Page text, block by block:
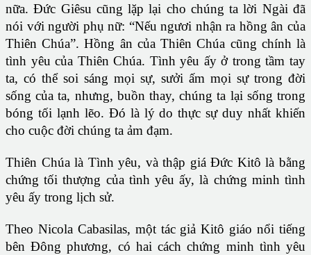
nữa. Đức Giêsu cũng lặp lại cho chúng ta lời Ngài đã
nói với người phụ nữ: “Nếu ngươi nhận ra hồng ân của
Thiên Chúa”. Hồng ân của Thiên Chúa cũng chính là
tình yêu của Thiên Chúa. Tình yêu ấy ở trong tầm tay
ta, có thể soi sáng mọi sự, sưởi ấm mọi sự trong đời
sống của ta, nhưng, buồn thay, chúng ta lại sống trong
bóng tối lạnh lẽo. Đó là lý do thực sự duy nhất khiến
cho cuộc đời chúng ta ảm đạm.
Thiên Chúa là Tình yêu, và thập giá Đức Kitô là bằng
chứng tối thượng của tình yêu ấy, là chứng minh tình
yêu ấy trong lịch sử.
Theo Nicola Cabasilas, một tác giả Kitô giáo nổi tiếng
bên Đông phương, có hai cách chứng minh tình yêu